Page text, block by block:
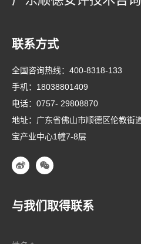
联系方式
全国咨询热线： 400-8318-133
手机： 18038801409
电话： 0757- 29808870
地址：广东省佛山市顺德区伦教街
宝产业中心1幢7-8层
与我们取得联系